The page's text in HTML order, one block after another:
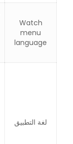
Watch
menu
language
لغة التطبيق